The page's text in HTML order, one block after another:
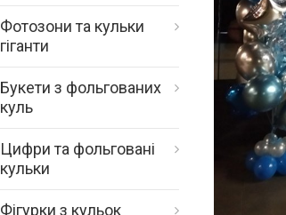
Фотозони та кульки
гіганти
Букети з фольгованих
куль
Цифри та фольговані
кульки
Фігурки з кульок